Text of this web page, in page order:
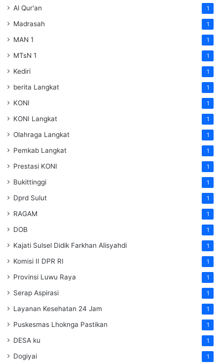
Al Qur'an 1
Madrasah 1
MAN 1 1
MTsN 1 1
Kediri 1
berita Langkat 1
KONI 1
KONI Langkat 1
Olahraga Langkat 1
Pemkab Langkat 1
Prestasi KONI 1
Bukittinggi 1
Dprd Sulut 1
RAGAM 1
DOB 1
Kajati Sulsel Didik Farkhan Alisyahdi 1
Komisi II DPR RI 1
Provinsi Luwu Raya 1
Serap Aspirasi 1
Layanan Kesehatan 24 Jam 1
Puskesmas Lhoknga Pastikan 1
DESA ku 1
Dogiyai 1